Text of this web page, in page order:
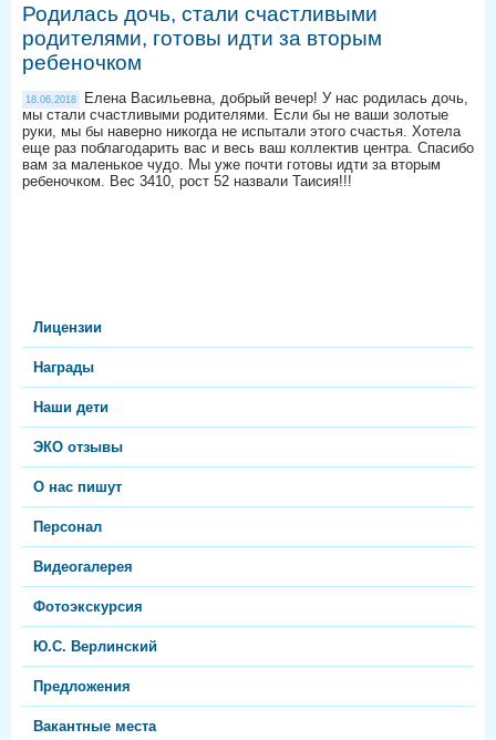
Лицензии
Награды
Наши дети
ЭКО отзывы
О нас пишут
Персонал
Видеогалерея
Фотоэкскурсия
Ю.С. Верлинский
Предложения
Вакантные места
Родилась дочь, стали счастливыми
родителями, готовы идти за вторым
ребеночком
18.06.2018
Елена Васильевна, добрый вечер! У нас родилась дочь,
мы стали счастливыми родителями. Если бы не ваши золотые
руки, мы бы наверно никогда не испытали этого счастья. Хотела
еще раз поблагодарить вас и весь ваш коллектив центра. Спасибо
вам за маленькое чудо. Мы уже почти готовы идти за вторым
ребеночком. Вес 3410, рост 52 назвали Таисия!!!